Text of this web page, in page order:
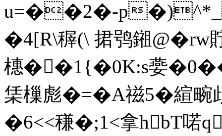
u=��2�-p�)^*_
�4[R\稺(\ 捃鸮鎺@�rw
橞��1{�0K:s嬊�0
栠樔彪�=�A禌5�縇畹
�6<<稴�;1<拿